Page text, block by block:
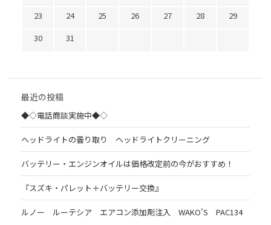
23 24 25 26 27 28
29
30
31
最近の投稿
◆◇電話商談実施中◆◇
ヘッドライトの曇り取り ヘッドライトクリーニング
バッテリー・エンジンオイルは価格改定前の今がおすすめ！
『スズキ・パレット＋バッテリー交換』
ルノー ルーテシア エアコン添加剤注入 WAKO’S PAC134